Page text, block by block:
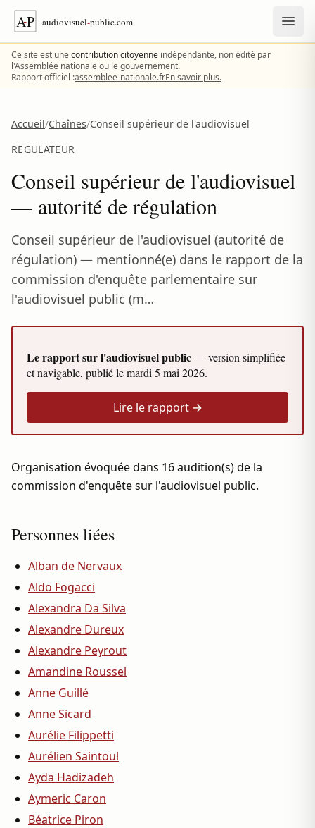
Aller au contenu
Ce site est unecontribution citoyenne indépendante, non édité par
l'Assemblée nationale ou le gouvernement.
Rapport officiel :assemblee-nationale.frEn savoir plus.
Accueil/Chaînes/Conseil supérieur de l'audiovisuel
REGULATEUR
Conseil supérieur de l'audiovisuel
— autorité de régulation
Conseil supérieur de l'audiovisuel (autorité de
régulation) — mentionné(e) dans le rapport de la
commission d'enquête parlementaire sur
l'audiovisuel public (m…
Le rapport sur l'audiovisuel public— version simplifiée
et navigable, publié lemardi 5 mai 2026.
Lire le rapport →
Organisation évoquée dans 16 audition(s) de la
commission d'enquête sur l'audiovisuel public.
Personnes liées
Alban de Nervaux
Aldo Fogacci
Alexandra Da Silva
Alexandre Dureux
Alexandre Peyrout
Amandine Roussel
Anne Guillé
Anne Sicard
Aurélie Filippetti
Aurélien Saintoul
Ayda Hadizadeh
Aymeric Caron
Béatrice Piron